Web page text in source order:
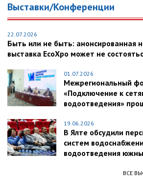
Выставки/Конференции
22.07.2026
Быть или не быть: анонсированная
выставка EcoXpo может не
01.07.2026
Межрегиональный
«Подключение к
водоотведения»
19.06.2026
В Ялте обсудили
систем
водоотведения
ВСЕ